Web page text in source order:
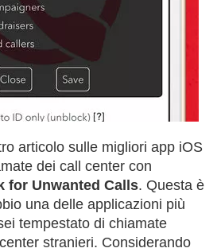
articolo sulle migliori app iOS
dei call center con
for Unwanted Calls. Questa è
una delle applicazioni più
tempestato di chiamate
stranieri. Considerando